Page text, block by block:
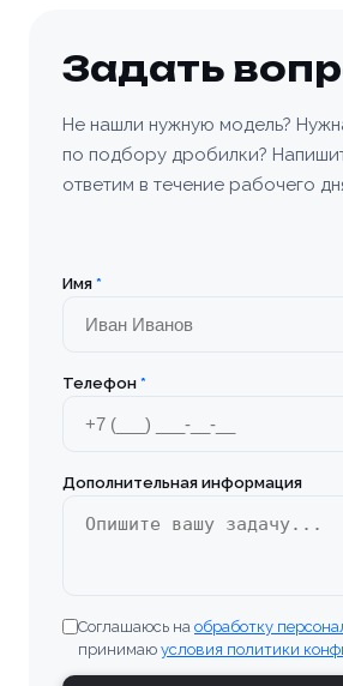
Задать
Не нашли нужную модель?
по подбору дробилки?
ответим в течение рабочего
Имя *
Телефон *
Дополнительная информация
Соглашаюсь на обработку
принимаю условия политики